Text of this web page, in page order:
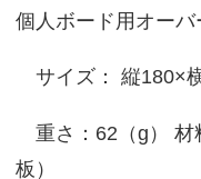
個人ボード用オー
サイズ： 縦
重さ：62（g） 材
板）